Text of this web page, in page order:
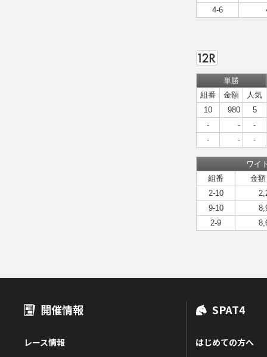
4-6
単勝
組番
金額
人気
10
980
5
-
-
-
-
- -
ワイ
組番
金額
2-10
9-10
2-9
開催情報
レース情報
SPAT4
はじめての方へ